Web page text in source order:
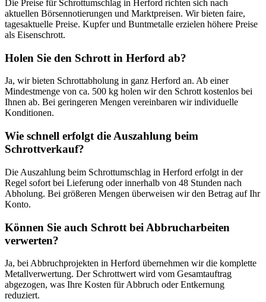
Die Preise für Schrottumschlag in Herford richten sich nach
aktuellen Börsennotierungen und Marktpreisen. Wir bieten faire,
tagesaktuelle Preise. Kupfer und Buntmetalle erzielen höhere Preise
als Eisenschrott.
Holen Sie den Schrott in Herford ab?
Ja, wir bieten Schrottabholung in ganz Herford an. Ab einer
Mindestmenge von ca. 500 kg holen wir den Schrott kostenlos bei
Ihnen ab. Bei geringeren Mengen vereinbaren wir individuelle
Konditionen.
Wie schnell erfolgt die Auszahlung beim
Schrottverkauf?
Die Auszahlung beim Schrottumschlag in Herford erfolgt in der
Regel sofort bei Lieferung oder innerhalb von 48 Stunden nach
Abholung. Bei größeren Mengen überweisen wir den Betrag auf Ihr
Konto.
Können Sie auch Schrott bei Abbrucharbeiten
verwerten?
Ja, bei Abbruchprojekten in Herford übernehmen wir die komplette
Metallverwertung. Der Schrottwert wird vom Gesamtauftrag
abgezogen, was Ihre Kosten für Abbruch oder Entkernung
reduziert.